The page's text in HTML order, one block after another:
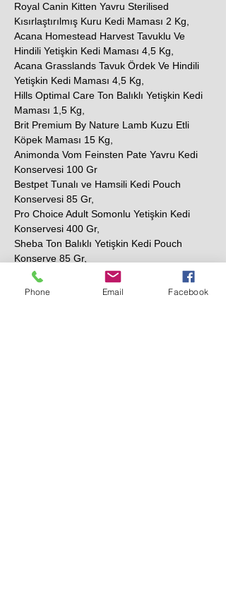
Royal Canin Kitten Yavru Sterilised
Kısırlaştırılmış Kuru Kedi Maması 2 Kg,
Acana Homestead Harvest Tavuklu Ve
Hindili Yetişkin Kedi Maması 4,5 Kg,
Acana Grasslands Tavuk Ördek Ve Hindili
Yetişkin Kedi Maması 4,5 Kg,
Hills Optimal Care Ton Balıklı Yetişkin Kedi
Maması 1,5 Kg,
Brit Premium By Nature Lamb Kuzu Etli
Köpek Maması 15 Kg,
Animonda Vom Feinsten Pate Yavru Kedi
Konservesi 100 Gr
Bestpet Tunalı ve Hamsili Kedi Pouch
Konservesi 85 Gr,
Pro Choice Adult Somonlu Yetişkin Kedi
Konservesi 400 Gr,
Sheba Ton Balıklı Yetişkin Kedi Pouch
Konserve 85 Gr,
N&D Prime Tavuklu ve Narlı Tahılsız Yetişkin
Kedi Konservesi 80 Gr,
Phone Email Facebook